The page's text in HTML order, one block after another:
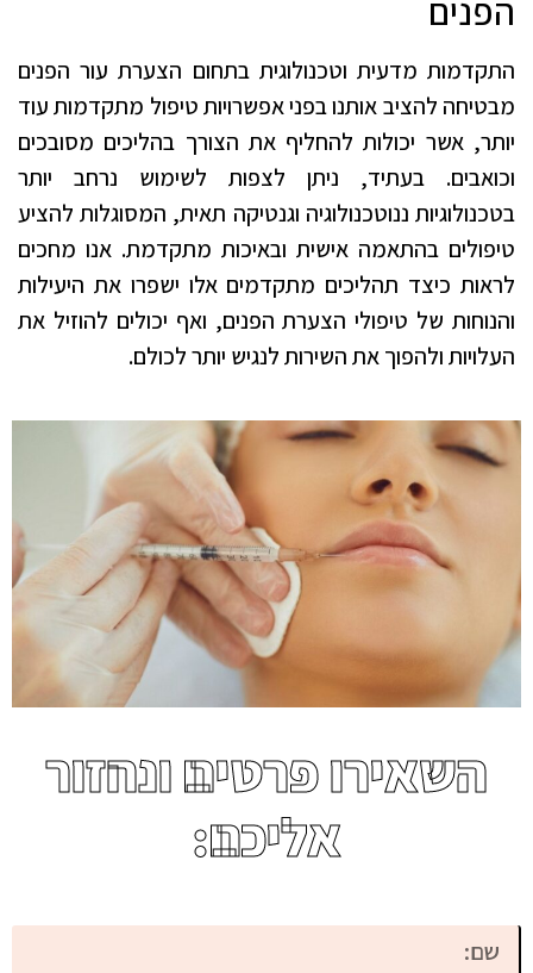
הפנים
התקדמות מדעית וטכנולוגית בתחום הצערת עור הפנים
מבטיחה להציב אותנו בפני אפשרויות טיפול מתקדמות עוד
יותר, אשר יכולות להחליף את הצורך בהליכים מסובכים
וכואבים. בעתיד, ניתן לצפות לשימוש נרחב יותר
בטכנולוגיות ננוטכנולוגיה וגנטיקה תאית, המסוגלות להציע
טיפולים בהתאמה אישית ובאיכות מתקדמת. אנו מחכים
לראות כיצד תהליכים מתקדמים אלו ישפרו את היעילות
והנוחות של טיפולי הצערת הפנים, ואף יכולים להוזיל את
העלויות ולהפוך את השירות לנגיש יותר לכולם.
השאירו פרטים ונחזור
אליכם: